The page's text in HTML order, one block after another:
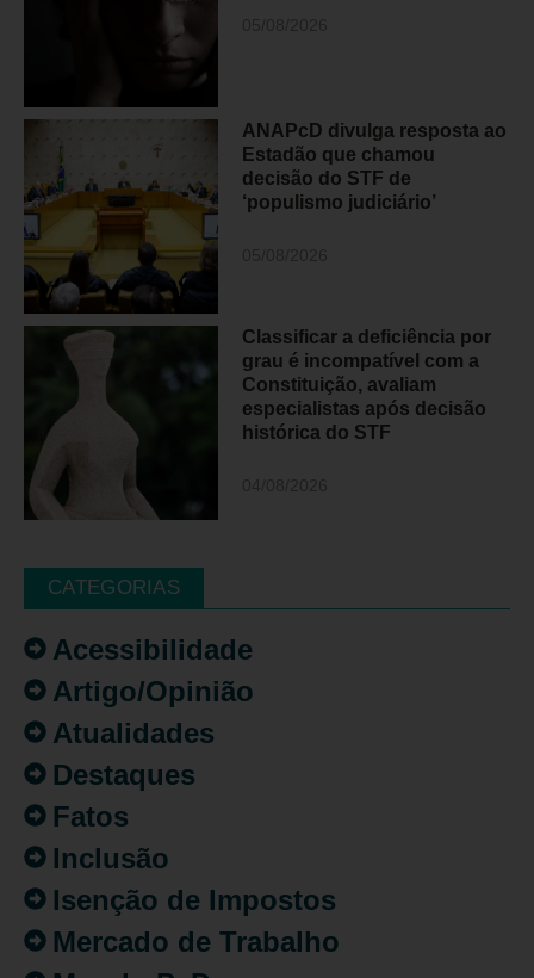
ANAPcD divulga resposta ao
Estadão que chamou
decisão do STF de
‘populismo judiciário’
Classificar a deficiência por
grau é incompatível com a
Constituição, avaliam
especialistas após decisão
histórica do STF
CATEGORIAS
Acessibilidade
Artigo/Opinião
Atualidades
Destaques
Fatos
Inclusão
Isenção de Impostos
Mercado de Trabalho